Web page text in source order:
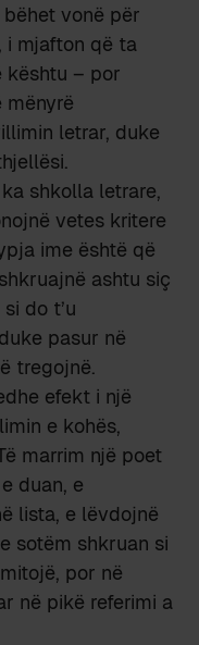
vonë për
i mjafton që ta
kështu – por
letrar, duke
shkolla letrare,
vetes kritere
ime është që
ashtu siç
do t’u
pasur në
tregojnë.
efekt i një
e kohës,
marrim një poet
duan, e
lista, e lëvdojnë
sotëm shkruan si
por në
në pikë referimi a